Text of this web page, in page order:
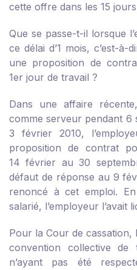
cette offre dans les 15
Que se passe-t-il lorsque
ce délai d’1 mois, c’est-à-
une proposition de
1er jour de travail ?
Dans une affaire
comme serveur pendant 6
3 février 2010,
proposition de contrat
14 février au 30
défaut de réponse au 9
renoncé à cet emploi.
salarié, l’employeur l’avait
Pour la Cour de cassation,
convention collective de
n’ayant pas été